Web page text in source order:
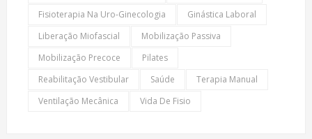
Fisioterapia Na Uro-Ginecologia
Ginástica Laboral
Liberação Miofascial
Mobilização Passiva
Mobilização Precoce
Pilates
Reabilitação Vestibular
Saúde
Terapia Manual
Ventilação Mecânica
Vida De Fisio